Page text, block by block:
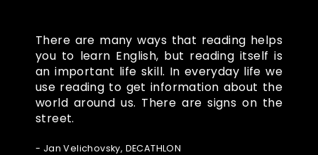
There are many ways that reading helps
you to learn English, but reading itself is
an important life skill. In everyday life we
use reading to get information about the
world around us. There are signs on the
street.
- Jan Velichovsky, DECATHLON